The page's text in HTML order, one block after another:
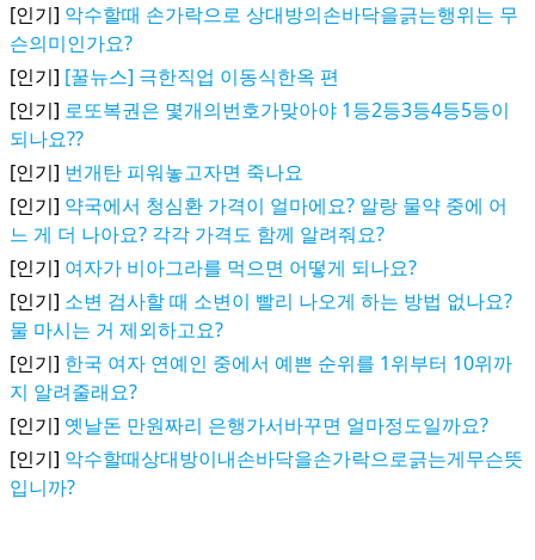
[인기] 악수할때 손가락으로 상대방의손바닥을긁는행위는 무
슨의미인가요?
[인기] [꿀뉴스] 극한직업 이동식한옥 편
[인기] 로또복권은 몇개의번호가맞아야 1등2등3등4등5등이
되나요??
[인기] 번개탄 피워놓고자면 죽나요
[인기] 약국에서 청심환 가격이 얼마에요? 알랑 물약 중에 어
느 게 더 나아요? 각각 가격도 함께 알려줘요?
[인기] 여자가 비아그라를 먹으면 어떻게 되나요?
[인기] 소변 검사할 때 소변이 빨리 나오게 하는 방법 없나요?
물 마시는 거 제외하고요?
[인기] 한국 여자 연예인 중에서 예쁜 순위를 1위부터 10위까
지 알려줄래요?
[인기] 옛날돈 만원짜리 은행가서바꾸면 얼마정도일까요?
[인기] 악수할때상대방이내손바닥을손가락으로긁는게무슨뜻
입니까?